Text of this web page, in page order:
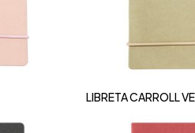
LIBRETA CARROLL